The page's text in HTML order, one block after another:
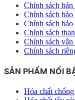
Chính sách bán
Chính sách bảo
Chính sách
Chính sách
Chính sách vận
Chính sách
SẢN PHẨM NỔI
Hóa chất